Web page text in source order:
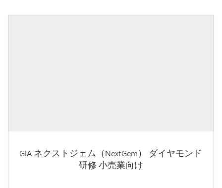
GIA ネクストジェム（NextGem） ダイヤモンド
研修 小売業向け